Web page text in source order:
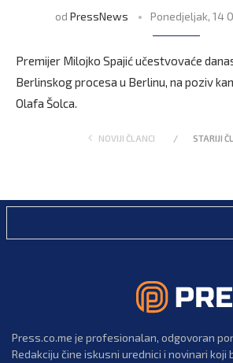
od PressNews Ponedjeljak, 14
Premijer Milojko Spajić učestvovaće
Berlinskog procesa u Berlinu, na poziv
Olafa Šolca.
NOVIJI ČLANCI STARIJI
Press.co.me je profesionalan, odgovoran
Redakciju čine iskusni urednici i novinari koji